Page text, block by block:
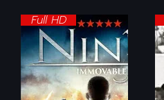
Full HD